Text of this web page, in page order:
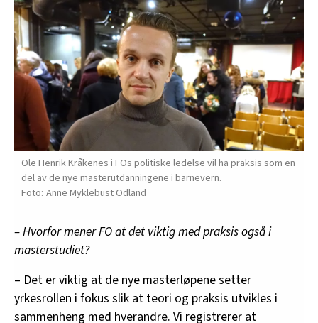
Ole Henrik Kråkenes i FOs politiske ledelse vil ha praksis som en
del av de nye masterutdanningene i barnevern.
Anne Myklebust Odland
– Hvorfor mener FO at det viktig med praksis også i
masterstudiet?
– Det er viktig at de nye masterløpene setter
yrkesrollen i fokus slik at teori og praksis utvikles i
sammenheng med hverandre. Vi registrerer at